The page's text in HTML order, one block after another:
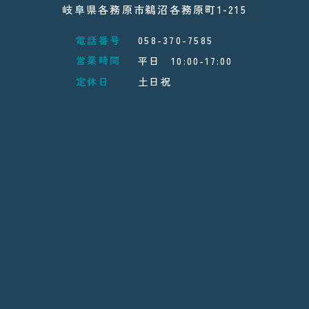
岐阜県各務原市鵜沼各務原町1-215
電話番号
058-370-7585
営業時間
平日 10:00-17:00
定休日
土日祝